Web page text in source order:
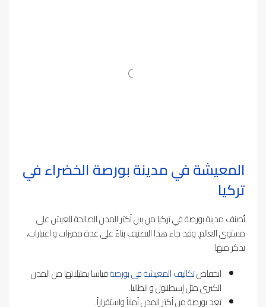
المعيشة في مدينة بورصة الخضراء في
تركيا
تُصنف مدينة بورصة في تركيا من بين أكثر المدن الصالحة للعيش على
مستوى العالم. وقد جاء هذا التصنيف بناءً على عدة مميزات و اعتبارات،
نذكر منها:
انخفاضتكاليف المعيشة في بورصةقياسا بمثيلاتها من المدن
الكبرى مثل إسطنبول و انطاليا.
تعد بورصة من أكثر المدن أماناً واستقراراً.